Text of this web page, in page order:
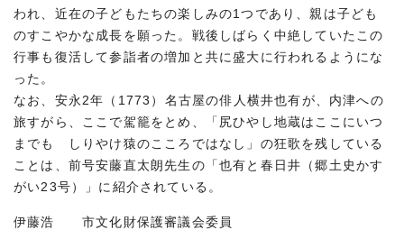
われ、近在の子どもたちの楽しみの1つであり、親は子ども
のすこやかな成長を願った。戦後しばらく中絶していたこの
行事も復活して参詣者の増加と共に盛大に行われるようにな
った。
なお、安永2年（1773）名古屋の俳人横井也有が、内津への
旅すがら、ここで駕籠をとめ、「尻ひやし地蔵はここにいつ
までも しりやけ猿のこころではなし」の狂歌を残している
ことは、前号安藤直太朗先生の「也有と春日井（郷土史かす
がい23号）」に紹介されている。
伊藤浩 市文化財保護審議会委員